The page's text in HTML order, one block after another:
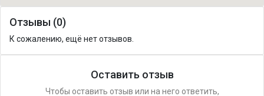
Отзывы (0)
К сожалению, ещё нет отзывов.
Оставить отзыв
Чтобы оставить отзыв или на него ответить,